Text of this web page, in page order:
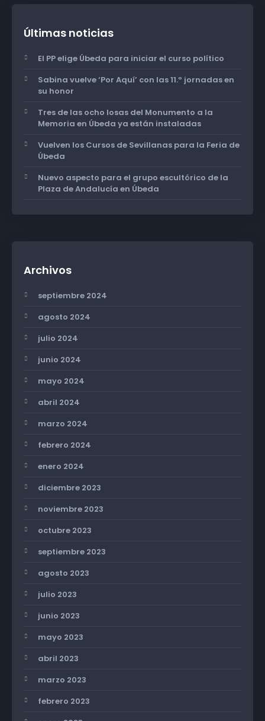
Últimas noticias
El PP elige Úbeda para iniciar el curso político
Sabina vuelve ‘Por Aquí’ con las 11.º jornadas en
su honor
Tres de las ocho losas del Monumento a la
Memoria en Úbeda ya están instaladas
Vuelven los Cursos de Sevillanas para la Feria de
Úbeda
Nuevo aspecto para el grupo escultórico de la
Plaza de Andalucía en Úbeda
Archivos
septiembre 2024
agosto 2024
julio 2024
junio 2024
mayo 2024
abril 2024
marzo 2024
febrero 2024
enero 2024
diciembre 2023
noviembre 2023
octubre 2023
septiembre 2023
agosto 2023
julio 2023
junio 2023
mayo 2023
abril 2023
marzo 2023
febrero 2023